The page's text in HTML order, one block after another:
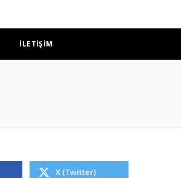
İLETİŞİM
X (Twitter)